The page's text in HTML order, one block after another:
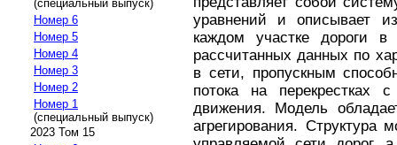
(специальный выпуск)
Номер 6
Номер 5
Номер 4
Номер 3
Номер 2
Номер 1
(специальный выпуск)
2023 Том 15
уравнений и описывает
каждом участке дороги
рассчитанных данных по
в сети, пропускным
потока на перекрестках
движения. Модель
агрегирования. Структура